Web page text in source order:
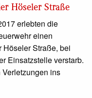
Höseler Straße
erlebten die
einen
Höseler Straße, bei
Einsatzstelle verstarb.
ins